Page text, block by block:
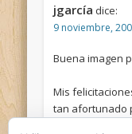
jgarcía dice:
9 noviembre,
Buena imagen
Mis
tan afortunado